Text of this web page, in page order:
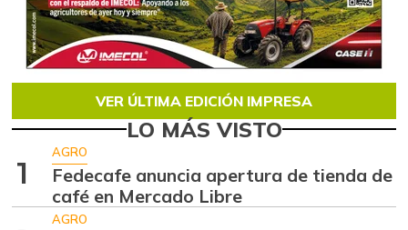
VER ÚLTIMA EDICIÓN IMPRESA
LO MÁS VISTO
1
AGRO
Fedecafe anuncia apertura de tienda de
café en Mercado Libre
AGRO